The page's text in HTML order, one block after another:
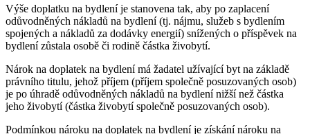
Výše doplatku na bydlení je stanovena tak, aby po zaplacení
odůvodněných nákladů na bydlení (tj. nájmu, služeb s bydlením
spojených a nákladů za dodávky energií) snížených o příspěvek na
bydlení zůstala osobě či rodině částka živobytí.
Nárok na doplatek na bydlení má žadatel užívající byt na základě
právního titulu, jehož příjem (příjem společně posuzovaných osob)
je po úhradě odůvodněných nákladů na bydlení nižší než částka
jeho živobytí (částka živobytí společně posuzovaných osob).
Podmínkou nároku na doplatek na bydlení je získání nároku na